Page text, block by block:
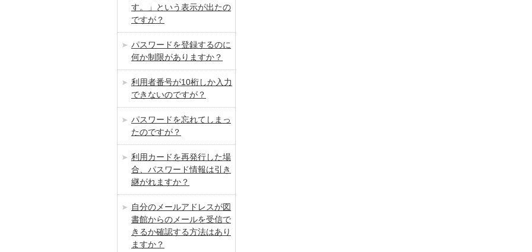
す。」という表示が出たの
ですが？
パスワードを登録するのに
何か制限がありますか？
利用者番号が10桁しか入力
できないのですが？
パスワードを忘れてしまっ
たのですが？
利用カードを再発行した場
合、パスワード情報は引き
継がれますか？
自分のメールアドレスが図
書館からのメールを受信で
きるか確認する方法はあり
ますか？